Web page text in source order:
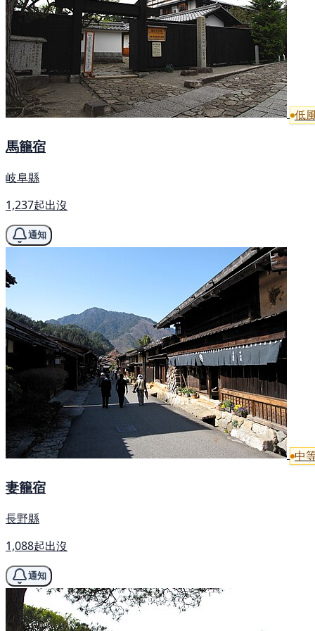
低
馬籠宿
岐阜縣
1,237起出沒
通知
中
妻籠宿
長野縣
1,088起出沒
通知